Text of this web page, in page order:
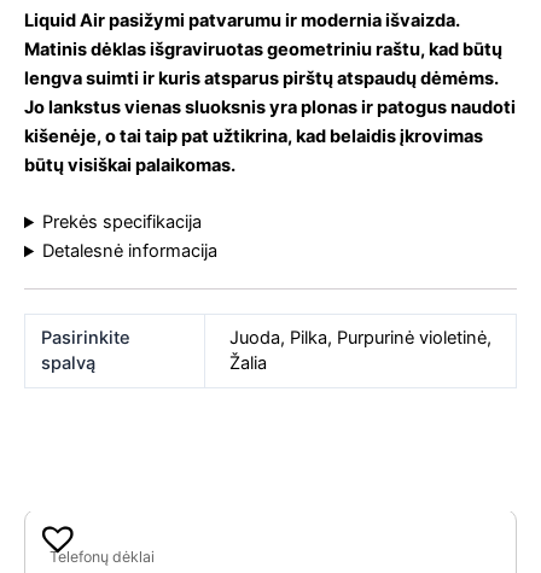
Liquid Air pasižymi patvarumu ir modernia išvaizda.
Matinis dėklas išgraviruotas geometriniu raštu, kad būtų
lengva suimti ir kuris atsparus pirštų atspaudų dėmėms.
Jo lankstus vienas sluoksnis yra plonas ir patogus naudoti
kišenėje, o tai taip pat užtikrina, kad belaidis įkrovimas
būtų visiškai palaikomas.
Prekės specifikacija
Detalesnė informacija
Pasirinkite
spalvą
Juoda, Pilka, Purpurinė violetinė,
Žalia
Panašios prekės
Telefonų dėklai